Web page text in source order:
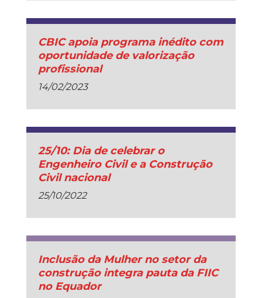
CBIC apoia programa inédito com
oportunidade de valorização
profissional
14/02/2023
25/10: Dia de celebrar o
Engenheiro Civil e a Construção
Civil nacional
25/10/2022
Inclusão da Mulher no setor da
construção integra pauta da FIIC
no Equador